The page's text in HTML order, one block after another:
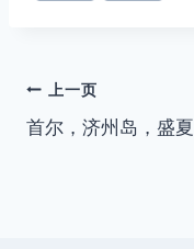
文
章
上一页
首尔，济州岛，盛夏